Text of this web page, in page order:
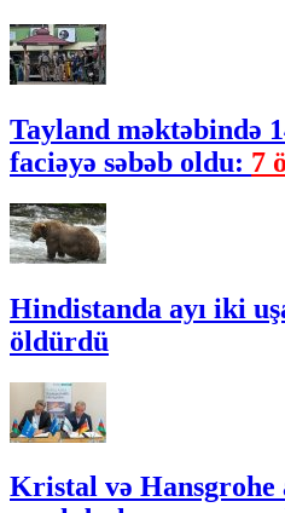
Tayland məktəbində
faciəyə səbəb oldu: 7
Hindistanda ayı iki
öldürdü
Kristal və Hansgrohe